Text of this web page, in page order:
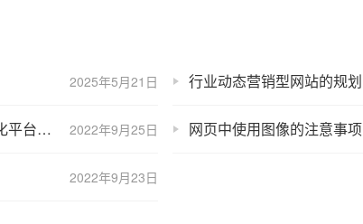
2025年5月21日 行业动态营销型网站的规划
2022年9月25日
行业动态移动互联网下一体化平台网站建设现状 网页中使用图像的注意事项
2022年9月23日